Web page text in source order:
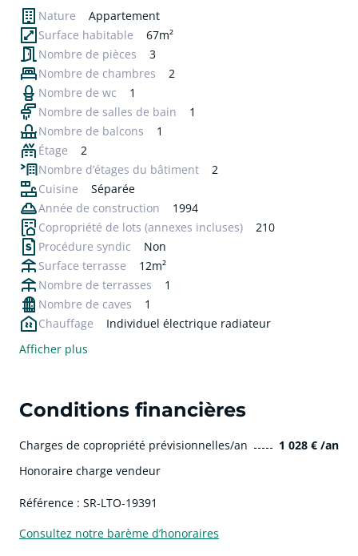
Nature
Appartement
Surface habitable
67m²
Nombre de pièces
3
Nombre de chambres
2
Nombre de wc
1
Nombre de salles de bain
1
Nombre de balcons
1
Étage
2
Nombre d’étages du bâtiment
2
Cuisine
Séparée
Année de construction
1994
Copropriété de lots (annexes incluses)
210
Procédure syndic
Non
Surface terrasse
12m²
Nombre de terrasses
1
Nombre de caves
1
Chauffage
Individuel électrique radiateur
Afficher plus
Conditions financières
Charges de copropriété prévisionnelles/an
1 028 € /an
Honoraire charge vendeur
Référence : SR-LTO-19391
Consultez notre barème d’honoraires